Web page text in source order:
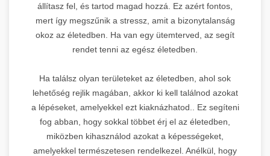
állítasz fel, és tartod magad hozzá. Ez azért fontos,
mert így megszűnik a stressz, amit a bizonytalanság
okoz az életedben. Ha van egy ütemterved, az segít
rendet tenni az egész életedben.
Ha találsz olyan területeket az életedben, ahol sok
lehetőség rejlik magában, akkor ki kell találnod azokat
a lépéseket, amelyekkel ezt kiaknázhatod.. Ez segíteni
fog abban, hogy sokkal többet érj el az életedben,
miközben kihasználod azokat a képességeket,
amelyekkel természetesen rendelkezel. Anélkül, hogy